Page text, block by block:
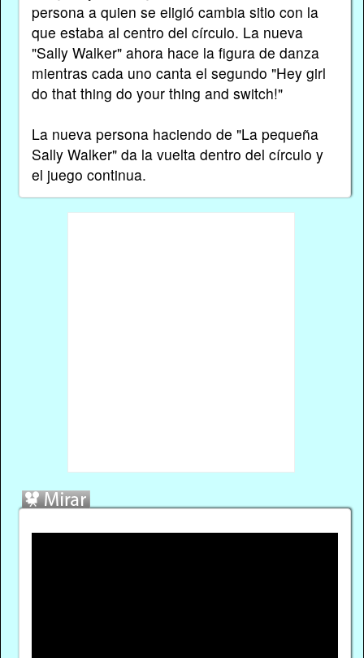
persona a quien se eligió cambia sitio con la
que estaba al centro del círculo. La nueva
"Sally Walker" ahora hace la figura de danza
mientras cada uno canta el segundo "Hey girl
do that thing do your thing and switch!"
La nueva persona haciendo de "La pequeña
Sally Walker" da la vuelta dentro del círculo y
el juego continua.